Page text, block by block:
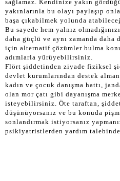
sağlamaz. Kendinize yakın
yakınlarınla bu olayı paylaşıp
başa çıkabilmek yolunda
Bu sayede hem yalnız
daha güçlü ve aynı zamanda daha
için alternatif çözümler bulma
adımlarla yürüyebilirsiniz.
Flört şiddetinden ziyade fiziksel
devlet kurumlarından destek
kadın ve çocuk danışma hattı,
olan mor çatı gibi dayanışma
isteyebilirsiniz. Öte taraftan,
düşünüyorsanız ve bu konuda
sonlandırmak istiyorsanız
psikiyatristlerden yardım